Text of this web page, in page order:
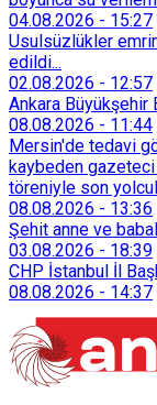
04.08.2026 - 15:27
Usulsüzlükler
edildi...
02.08.2026 - 12:57
Ankara
08.08.2026 - 11:44
Mersin'de tedavi
kaybeden
töreniyle son
08.08.2026 - 13:36
Şehit anne ve
03.08.2026 - 18:39
CHP İstanbul İl
08.08.2026 - 14:37